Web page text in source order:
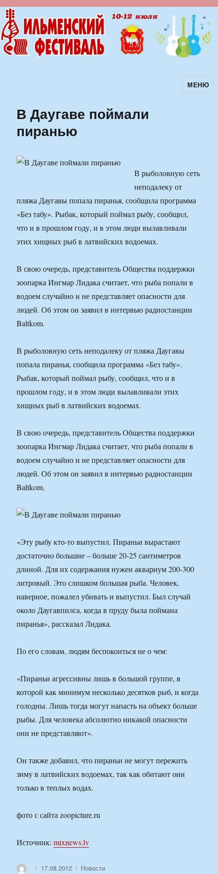
Ильменский фестиваль авторскойМЕНЮ
В Даугаве поймали
пиранью
В рыболовную сеть
неподалеку от
пляжа Даугавы попала пиранья, сообщила программа
«Без табу». Рыбак, который поймал рыбу, сообщил,
что и в прошлом году, и в этом люди вылавливали
этих хищных рыб в латвийских водоемах.
В свою очередь, представитель Общества поддержки
зоопарка Ингмар Лидака считает, что рыба попали в
водоем случайно и не представляет опасности для
людей. Об этом он заявил в интервью радиостанции
Baltkom.
В рыболовную сеть неподалеку от пляжа Даугавы
попала пиранья, сообщила программа «Без табу».
Рыбак, который поймал рыбу, сообщил, что и в
прошлом году, и в этом люди вылавливали этих
хищных рыб в латвийских водоемах.
В свою очередь, представитель Общества поддержки
зоопарка Ингмар Лидака считает, что рыба попали в
водоем случайно и не представляет опасности для
людей. Об этом он заявил в интервью радиостанции
Baltkom.
«Эту рыбу кто-то выпустил. Пираньи вырастают
достаточно большие – больше 20-25 сантиметров
длиной. Для их содержания нужен аквариум 200-300
литровый. Это слишком большая рыба. Человек,
наверное, пожалел убивать и выпустил. Был случай
около Даугавпилса, когда в пруду была поймана
пиранья», рассказал Лидака.
По его словам, людям беспокоиться не о чем:
«Пираньи агрессивны лишь в большой группе, в
которой как минимум несколько десятков рыб, и когда
голодны. Лишь тогда могут напасть на объект больше
рыбы. Для человека абсолютно никакой опасности
они не представляют».
Он также добавил, что пираньи не могут пережить
зиму в латвийских водоемах, так как обитают они
только в теплых водах.
фото с сайта zoopicture.ru
Источник:mixnews.lv
АвторОпубликовано
17.08.2012 Рубрики
Новости